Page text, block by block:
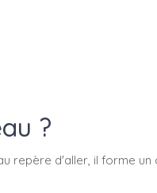
?
repère d'aller, il forme un